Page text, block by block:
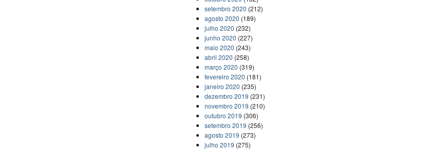
setembro 2020 (212)
agosto 2020 (189)
julho 2020 (232)
junho 2020 (227)
maio 2020 (243)
abril 2020 (258)
março 2020 (319)
fevereiro 2020 (181)
janeiro 2020 (235)
dezembro 2019 (231)
novembro 2019 (210)
outubro 2019 (306)
setembro 2019 (256)
agosto 2019 (273)
julho 2019 (275)